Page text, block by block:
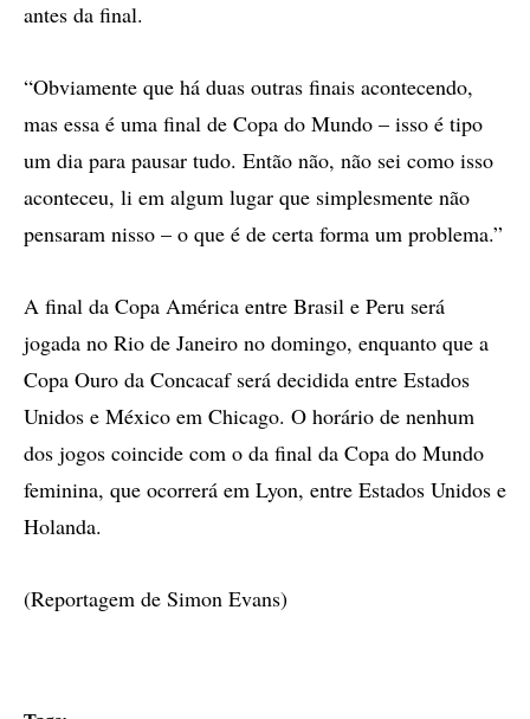
antes da final.
“Obviamente que há duas outras finais acontecendo,
mas essa é uma final de Copa do Mundo – isso é tipo
um dia para pausar tudo. Então não, não sei como isso
aconteceu, li em algum lugar que simplesmente não
pensaram nisso – o que é de certa forma um problema.”
A final da Copa América entre Brasil e Peru será
jogada no Rio de Janeiro no domingo, enquanto que a
Copa Ouro da Concacaf será decidida entre Estados
Unidos e México em Chicago. O horário de nenhum
dos jogos coincide com o da final da Copa do Mundo
feminina, que ocorrerá em Lyon, entre Estados Unidos e
Holanda.
(Reportagem de Simon Evans)